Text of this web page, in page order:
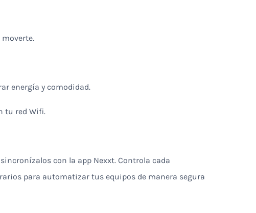
energía y comodidad.
tu red Wifi.
con la app Nexxt. Controla cada
para automatizar tus equipos de manera segura